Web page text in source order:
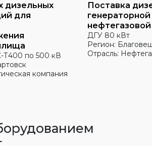
дизельных
для
по 500 кВ
компания
Поставка
ДГУ 80 кВт
Регион:
Отрасль: